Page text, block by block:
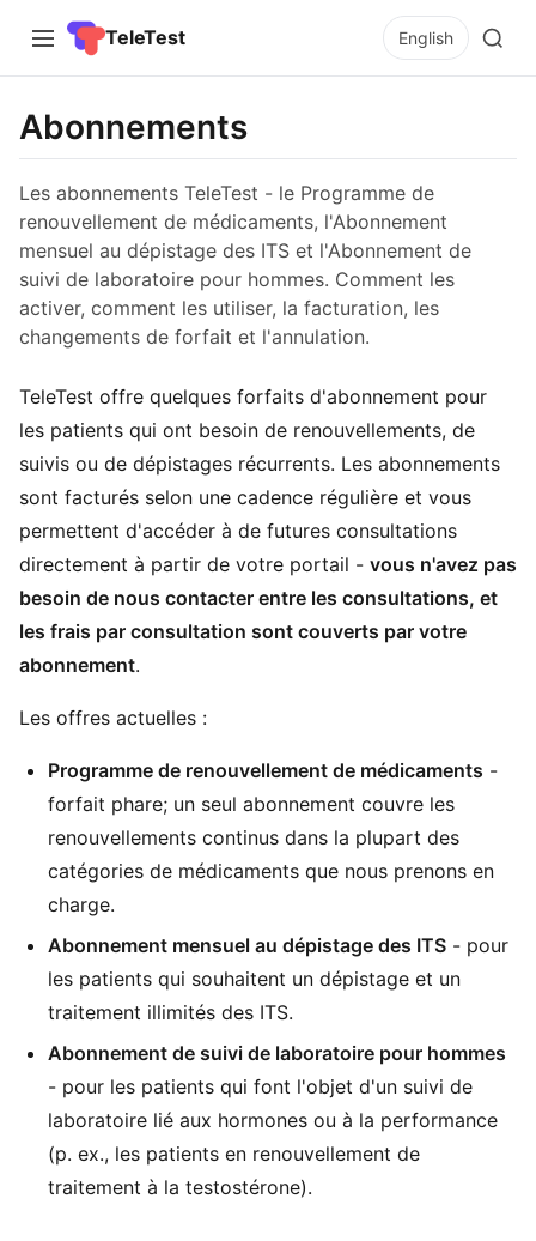
TeleTest English
Abonnements
Les abonnements TeleTest - le Programme de
renouvellement de médicaments, l'Abonnement
mensuel au dépistage des ITS et l'Abonnement de
suivi de laboratoire pour hommes. Comment les
activer, comment les utiliser, la facturation, les
changements de forfait et l'annulation.
TeleTest offre quelques forfaits d'abonnement pour
les patients qui ont besoin de renouvellements, de
suivis ou de dépistages récurrents. Les abonnements
sont facturés selon une cadence régulière et vous
permettent d'accéder à de futures consultations
directement à partir de votre portail - vous n'avez pas
besoin de nous contacter entre les consultations, et
les frais par consultation sont couverts par votre
abonnement.
Les offres actuelles :
Programme de renouvellement de médicaments -
forfait phare; un seul abonnement couvre les
renouvellements continus dans la plupart des
catégories de médicaments que nous prenons en
charge.
Abonnement mensuel au dépistage des ITS - pour
les patients qui souhaitent un dépistage et un
traitement illimités des ITS.
Abonnement de suivi de laboratoire pour hommes
- pour les patients qui font l'objet d'un suivi de
laboratoire lié aux hormones ou à la performance
(p. ex., les patients en renouvellement de
traitement à la testostérone).